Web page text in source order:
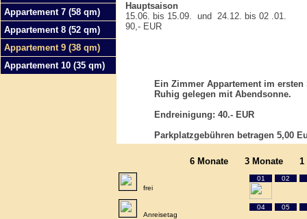
Appartement 7 (58 qm)
Appartement 8 (52 qm)
Appartement 9 (38 qm)
Appartement 10 (35 qm)
Hauptsaison
15.06. bis 15.09. und 24.12. bis 02 .01.
90,- EUR
Ein Zimmer Appartement im
Ruhig gelegen mit Abendsonne.
Endreinigung: 40.- EUR
Parkplatzgebühren betragen 5,00
6 Monate 3 Monate 1
frei
Anreisetag
01 02
04 05